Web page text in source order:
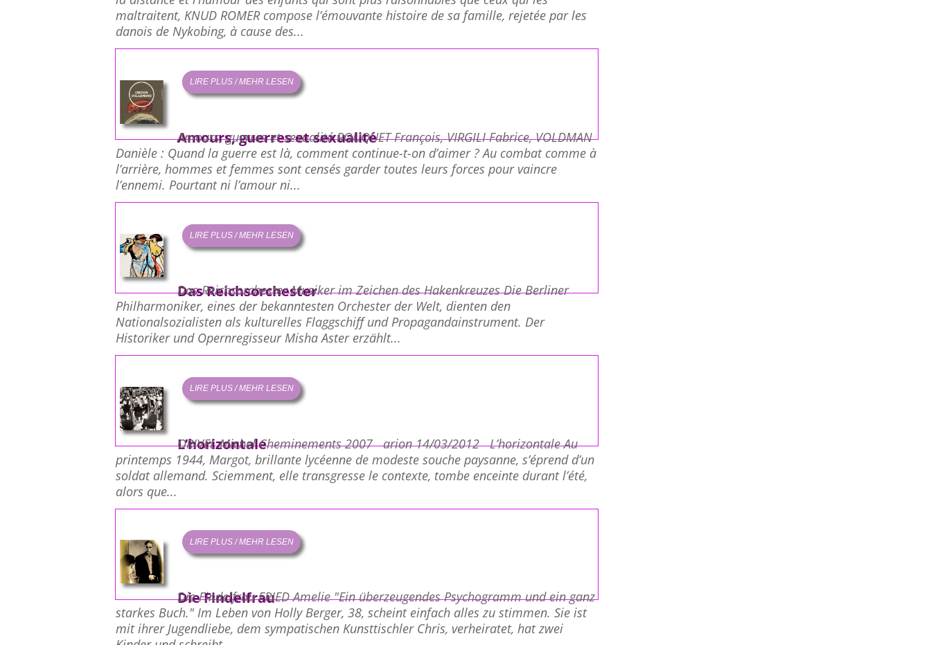
maltraitent, KNUD ROMER compose l’émouvante histoire de sa famille, rejetée par les
danois de Nykobing, à cause des...
LIRE PLUS / MEHR LESEN
Amours, guerres et sexualité
Amours, guerres et sexualité ROUQUET François, VIRGILI Fabrice, VOLDMAN
Danièle : Quand la guerre est là, comment continue-t-on d’aimer ? Au combat comme à
l’arrière, hommes et femmes sont censés garder toutes leurs forces pour vaincre
l’ennemi. Pourtant ni l’amour ni...
LIRE PLUS / MEHR LESEN
Das Reichsorchester
Das Reichsorchester Musiker im Zeichen des Hakenkreuzes Die Berliner
Philharmoniker, eines der bekanntesten Orchester der Welt, dienten den
Nationalsozialisten als kulturelles Flaggschiff und Propagandainstrument. Der
Historiker und Opernregisseur Misha Aster erzählt...
LIRE PLUS / MEHR LESEN
L’horizontale
ORIVEL Michel Cheminements 2007 arion 14/03/2012 L’horizontale Au
printemps 1944, Margot, brillante lycéenne de modeste souche paysanne, s’éprend d’un
soldat allemand. Sciemment, elle transgresse le contexte, tombe enceinte durant l’été,
alors que...
LIRE PLUS / MEHR LESEN
Die Findelfrau
Die Findelfrau FRIED Amelie "Ein überzeugendes Psychogramm und ein ganz
starkes Buch." Im Leben von Holly Berger, 38, scheint einfach alles zu stimmen. Sie ist
mit ihrer Jugendliebe, dem sympatischen Kunsttischler Chris, verheiratet, hat zwei